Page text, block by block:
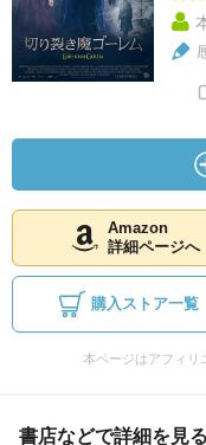
Amazon
詳細ページへ
購入ストア一覧
本ページはアフィリ
書店などで詳細を見る